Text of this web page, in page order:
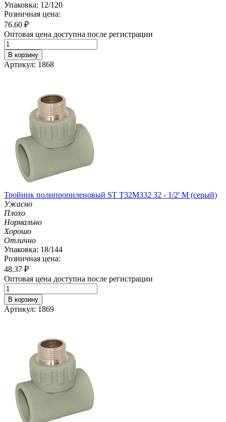
Упаковка: 12/120
Розничная цена:
76.60 ₽
Оптовая цена доступна после регистрации
В корзину
Артикул: 1868
Тройник полипропиленовый ST T32M332 32 - 1/2' M (серый)
Ужасно
Плохо
Нормально
Хорошо
Отлично
Упаковка: 18/144
Розничная цена:
48.37 ₽
Оптовая цена доступна после регистрации
В корзину
Артикул: 1869